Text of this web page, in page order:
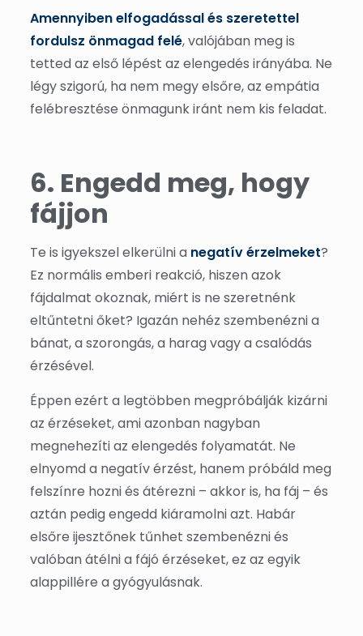
Amennyiben elfogadással és szeretettel
fordulsz önmagad felé, valójában meg is
tetted az első lépést az elengedés irányába. Ne
légy szigorú, ha nem megy elsőre, az empátia
felébresztése önmagunk iránt nem kis feladat.
6. Engedd meg, hogy
fájjon
Te is igyekszel elkerülni a negatív érzelmeket?
Ez normális emberi reakció, hiszen azok
fájdalmat okoznak, miért is ne szeretnénk
eltűntetni őket? Igazán nehéz szembenézni a
bánat, a szorongás, a harag vagy a csalódás
érzésével.
Éppen ezért a legtöbben megpróbálják kizárni
az érzéseket, ami azonban nagyban
megnehezíti az elengedés folyamatát. Ne
elnyomd a negatív érzést, hanem próbáld meg
felszínre hozni és átérezni – akkor is, ha fáj – és
aztán pedig engedd kiáramolni azt. Habár
elsőre ijesztőnek tűnhet szembenézni és
valóban átélni a fájó érzéseket, ez az egyik
alappillére a gyógyulásnak.